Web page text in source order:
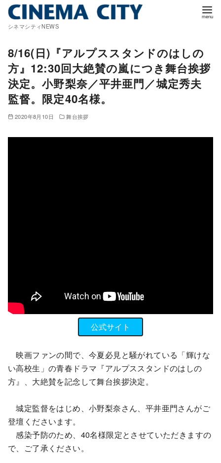
シネマシティNEWS
8/16(日)『アルプススタンドのはしの
方』12:30回大絶賛の嵐につき舞台挨拶
決定。小野梨奈／平井亜門／城定秀夫
監督。限定40名様。
2020年8月10日 舞台挨拶
公式サイト
映画ファンの間で、今夏必見と騒がれている「輝けな
い高校生」の青春ドラマ『アルプススタンドのはしの
方』、大絶賛を記念して舞台挨拶決定。
城定監督をはじめ、小野梨奈さん、平井亜門さんがご
登壇くださいます。
感染予防のため、40名様限定とさせていただきますの
で、ご了承ください。